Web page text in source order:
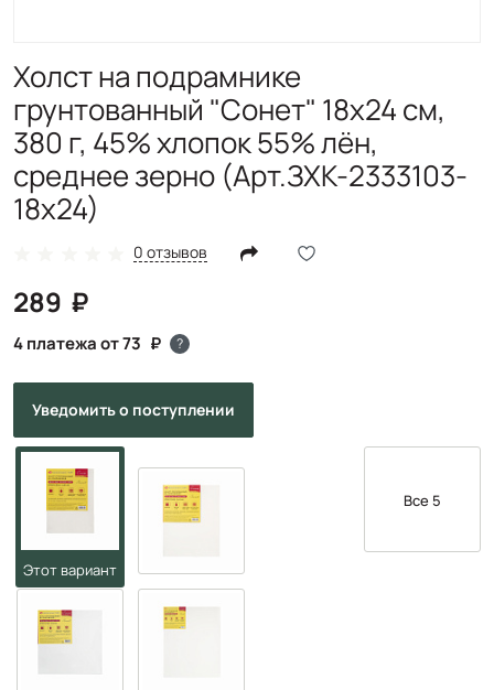
Холст на подрамнике
грунтованный "Сонет" 18х24 см,
380 г, 45% хлопок 55% лён,
среднее зерно (Арт.ЗХК-2333103-
18х24)
0 отзывов
289
4 платежа от 73 ?
Уведомитьо поступлении
Все 5